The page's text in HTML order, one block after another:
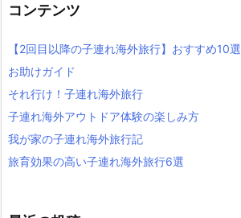
コンテンツ
【2回目以降の子連れ海外旅行】おすすめ10選
お助けガイド
それ行け！子連れ海外旅行
子連れ海外アウトドア体験の楽しみ方
我が家の子連れ海外旅行記
旅育効果の高い子連れ海外旅行6選